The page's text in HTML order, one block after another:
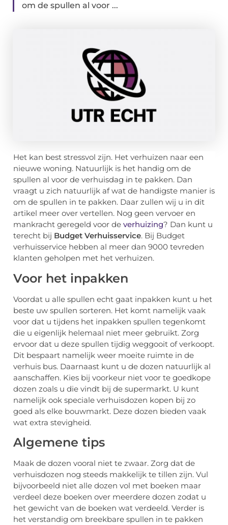
om de spullen al voor ...
Het kan best stressvol zijn. Het verhuizen naar een
nieuwe woning. Natuurlijk is het handig om de
spullen al voor de verhuisdag in te pakken. Dan
vraagt u zich natuurlijk af wat de handigste manier is
om de spullen in te pakken. Daar zullen wij u in dit
artikel meer over vertellen. Nog geen vervoer en
mankracht geregeld voor de verhuizing? Dan kunt u
terecht bij Budget Verhuisservice. Bij Budget
verhuisservice hebben al meer dan 9000 tevreden
klanten geholpen met het verhuizen.
Voor het inpakken
Voordat u alle spullen echt gaat inpakken kunt u het
beste uw spullen sorteren. Het komt namelijk vaak
voor dat u tijdens het inpakken spullen tegenkomt
die u eigenlijk helemaal niet meer gebruikt. Zorg
ervoor dat u deze spullen tijdig weggooit of verkoopt.
Dit bespaart namelijk weer moeite ruimte in de
verhuis bus. Daarnaast kunt u de dozen natuurlijk al
aanschaffen. Kies bij voorkeur niet voor te goedkope
dozen zoals u die vindt bij de supermarkt. U kunt
namelijk ook speciale verhuisdozen kopen bij zo
goed als elke bouwmarkt. Deze dozen bieden vaak
wat extra stevigheid.
Algemene tips
Maak de dozen vooral niet te zwaar. Zorg dat de
verhuisdozen nog steeds makkelijk te tillen zijn. Vul
bijvoorbeeld niet alle dozen vol met boeken maar
verdeel deze boeken over meerdere dozen zodat u
het gewicht van de boeken wat verdeeld. Verder is
het verstandig om breekbare spullen in te pakken